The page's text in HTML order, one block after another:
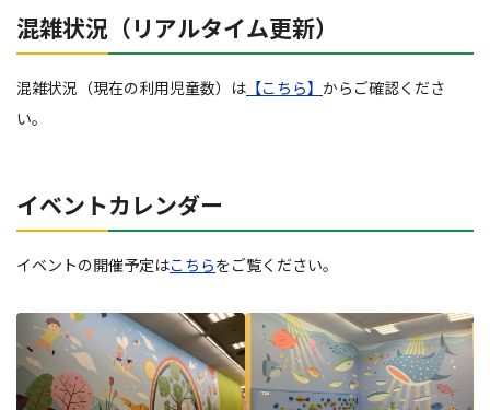
混雑状況（リアルタイム更新）
混雑状況（現在の利用児童数）は 【こちら】 からご確認くださ
い。
イベントカレンダー
イベントの開催予定はこちらをご覧ください。